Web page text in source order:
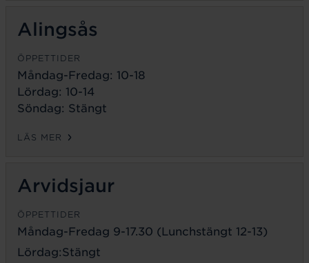
Alingsås
ÖPPETTIDER
Måndag-Fredag: 10-18
Lördag: 10-14
Söndag: Stängt
LÄS MER
Arvidsjaur
ÖPPETTIDER
Måndag-Fredag 9-17.30 (Lunchstängt 12-13)
Lördag:Stängt